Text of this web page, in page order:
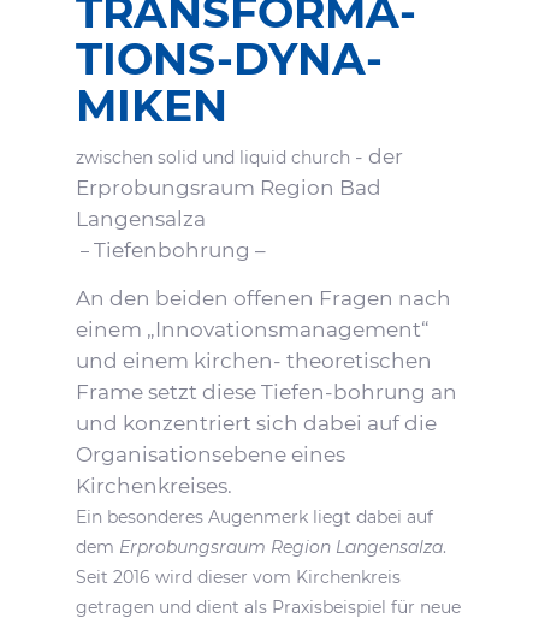
TRANS­FOR­MA­
TIONS-DYNA­
MIKEN
zwischen solid und liquid church - der
Erpro­bungs­raum Region Bad
Langensalza
– Tiefen­boh­rung –
An den beiden offenen Fragen nach
einem „Inno­va­ti­ons­ma­nage­ment“
und einem kirchen- theo­re­ti­schen
Frame setzt diese Tiefen-bohrung an
und konzen­triert sich dabei auf die
Orga­ni­sa­ti­ons­ebene eines
Kirchenkreises.
Ein beson­deres Augen­merk liegt dabei auf
dem Erpro­bungs­raum Region Langen­salza.
Seit 2016 wird dieser vom Kirchen­kreis
getragen und dient als Praxis­bei­spiel für neue